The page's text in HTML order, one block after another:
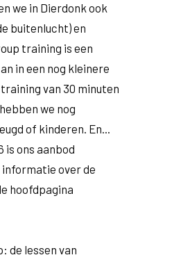
we in Dierdonk ook
buitenlucht) en
training is een
in een nog kleinere
van 30 minuten
we nog
of kinderen. En...
is ons aanbod
over de
hoofdpagina
de lessen van